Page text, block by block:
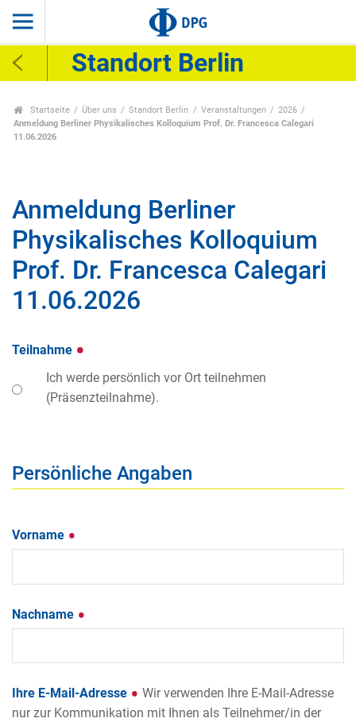
Standort Berlin
Startseite Über uns Standort Berlin Veranstaltungen
2026
Anmeldung Berliner Physikalisches Kolloquium Prof. Dr. Francesca Calegari
11.06.2026
Anmeldung Berliner
Physikalisches Kolloquium
Prof. Dr. Francesca Calegari
11.06.2026
Teilnahme
Ich werde persönlich vor Ort teilnehmen
(Präsenzteilnahme).
Persönliche Angaben
Vorname
Nachname
Ihre E-Mail-Adresse
Wir verwenden Ihre E-Mail-Adresse
nur zur Kommunikation mit Ihnen als Teilnehmer/in der